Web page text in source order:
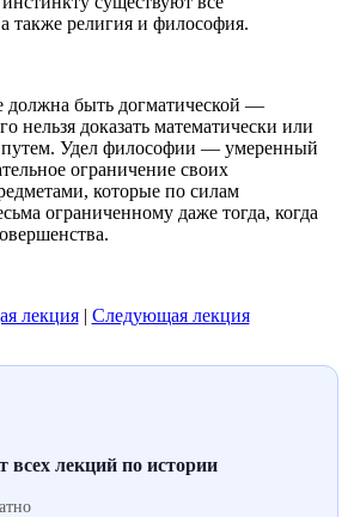
также религия и философия.
должна быть догматической —
нельзя доказать математически или
Удел философии — умеренный
ограничение своих
которые по силам
ограниченному даже тогда, когда
лекция| Следующая лекция
всех лекций по истории